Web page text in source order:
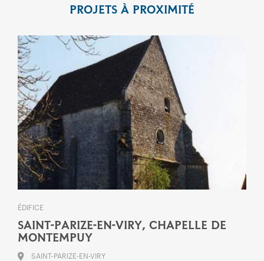
PROJETS À PROXIMITÉ
ÉDIFICE
SAINT-PARIZE-EN-VIRY, CHAPELLE DE
MONTEMPUY
SAINT-PARIZE-EN-VIRY